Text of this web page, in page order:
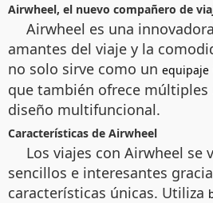
Airwheel, el nuevo compañero de
Airwheel es una
amantes del viaje y la
no solo sirve como un equipaje
que también ofrece múltiples
diseño multifuncional.
Características de Airwheel
Los viajes con Airwheel se
sencillos e interesantes
características únicas. Utiliza